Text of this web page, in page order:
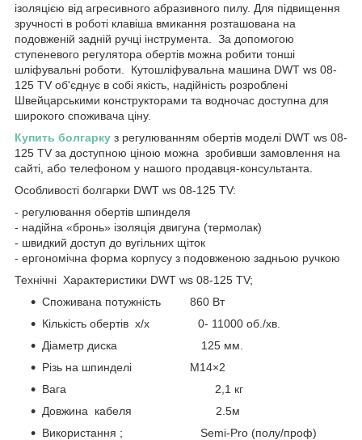
ізоляцією від агресивного абразивного пилу. Для підвищення
зручності в роботі клавіша вмикання розташована на
подовженій задній ручці інструмента. За допомогою
ступеневого регулятора обертів можна робити тонші
шліфувальні роботи. Кутошліфувальна машина DWT ws 08-
125 ТV об'єднує в собі якість, надійність розроблені
Швейцарськими конструкторами та водночас доступна для
широкого споживача ціну.
Купить болгарку з регулюванням обертів моделі DWT ws 08-
125 ТV за доступною ціною можна зробивши замовлення на
сайті, або телефоном у нашого продавця-консультанта.
Особливості болгарки DWT ws 08-125 ТV:
- регулювання обертів шпинделя
- надійна «бронь» ізоляція двигуна (термолак)
- швидкий доступ до вугільних щіток
- ергономічна форма корпусу з подовженою задньою ручкою
Технічні Характеристики DWT ws 08-125 ТV;
Споживана потужність 860 Вт
Кількість обертів х/х 0- 11000 об./хв.
Діаметр диска 125 мм.
Різь на шпинделі М14×2
Вага 2,1 кг
Довжина кабеля 2.5м
Використання ; Semi-Pro (полу/проф)